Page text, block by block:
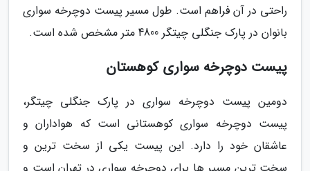
راحتی در آن فراهم است. طول مسیر پیست دوچرخه سواری
بانوان در پارک جنگلی چیتگر 4800 متر مشخص شده است.
پیست دوچرخه سواری کوهستان
دومین پیست دوچرخه سواری در پارک جنگلی چیتگر،
پیست دوچرخه سواری کوهستانی است که هواداران و
عاشقان خود را دارد. این پیست یکی از سخت ترین و